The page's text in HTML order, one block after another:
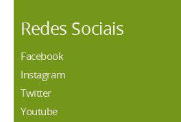
Redes Sociais
Facebook
Instagram
Twitter
Youtube